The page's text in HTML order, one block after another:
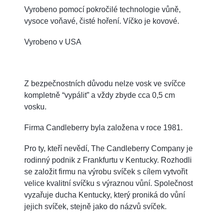
Vyrobeno pomocí pokročilé technologie vůně,
vysoce voňavé, čisté hoření. Víčko je kovové.
Vyrobeno v USA
Z bezpečnostních důvodu nelze vosk ve svíčce
kompletně “vypálit” a vždy zbyde cca 0,5 cm
vosku.
Firma Candleberry byla založena v roce 1981.
Pro ty, kteří nevědí, The Candleberry Company je
rodinný podnik z Frankfurtu v Kentucky. Rozhodli
se založit firmu na výrobu svíček s cílem vytvořit
velice kvalitní svíčku s výraznou vůní. Společnost
vyzařuje ducha Kentucky, který proniká do vůní
jejich svíček, stejně jako do názvů svíček.